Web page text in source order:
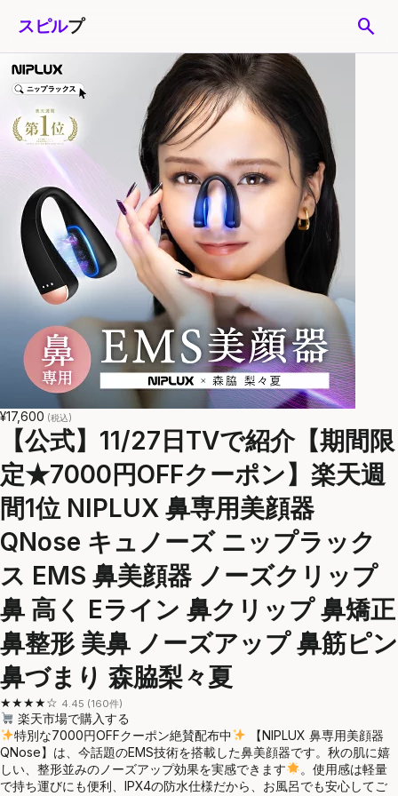
スピルプ search
¥17,600 (税込)
【公式】11/27日TVで紹介【期間限
定★7000円OFFクーポン】楽天週
間1位 NIPLUX 鼻専用美顔器
QNose キュノーズ ニップラック
ス EMS 鼻美顔器 ノーズクリップ
鼻 高く Eライン 鼻クリップ 鼻矯正
鼻整形 美鼻 ノーズアップ 鼻筋ピン
鼻づまり 森脇梨々夏
★★★★☆ 4.45 (160件)
楽天市場で購入する
特別な7000円OFFクーポン絶賛配布中
【NIPLUX 鼻専用美顔器
QNose】は、今話題のEMS技術を搭載した鼻美顔器です。秋の肌に嬉
しい、整形並みのノーズアップ効果を実感できます
。使用感は軽量
で持ち運びにも便利、IPX4の防水仕様だから、お風呂でも安心してご